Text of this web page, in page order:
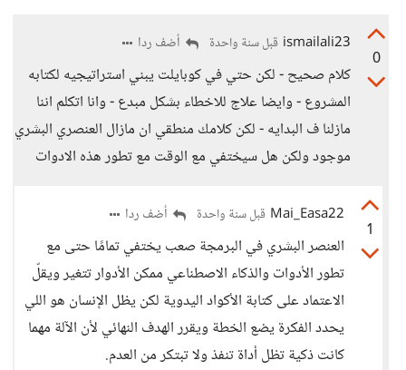
0
ismailali23 قبل سنة واحدة أضف ردا
كلام صحيح - لكن حتي في كوبايلت يبني استراتيجيه لكتابه
المشروع - وايضا علاج للاخطاء بشكل مبدع - وانا اتكلم اننا
مازلنا ف البدايه - لكن كلامك منطقي ان مازال العنصري البشري
موجود ولكن هل سيختفي مع الوقت مع تطور هذه الادوات
1
Mai_Easa22 قبل سنة واحدة أضف ردا
العنصر البشري في البرمجة صعب يختفي تمامًا حتى مع
تطور الأدوات والذكاء الاصطناعي ممكن الأدوار تتغير ويقلّ
الاعتماد على كتابة الأكواد اليدوية لكن يظل الإنسان هو اللي
يحدد الفكرة يضع الخطة ويقرر الهدف النهائي لأن الآلة مهما
كانت ذكية تظل أداة تنفذ ولا تبتكر من العدم.